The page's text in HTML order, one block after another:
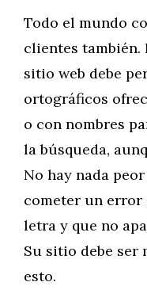
Todo el mundo
clientes también.
sitio web debe
ortográficos
o con nombres
la búsqueda,
No hay nada
cometer un
letra y que no
Su sitio debe ser
esto.